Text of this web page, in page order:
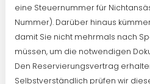
eine Steuernummer für
Nummer). Darüber hinaus
damit Sie nicht mehrmals nach
müssen, um die notwendigen
Den Reservierungsvertrag
Selbstverständlich prüfen wir